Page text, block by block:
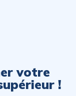
votre
!